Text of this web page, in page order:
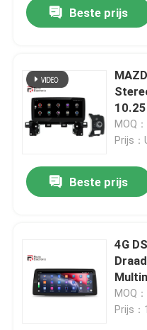
Beste prijs
MOQ
Prijs
Beste prijs
4G
MOQ
Prijs：